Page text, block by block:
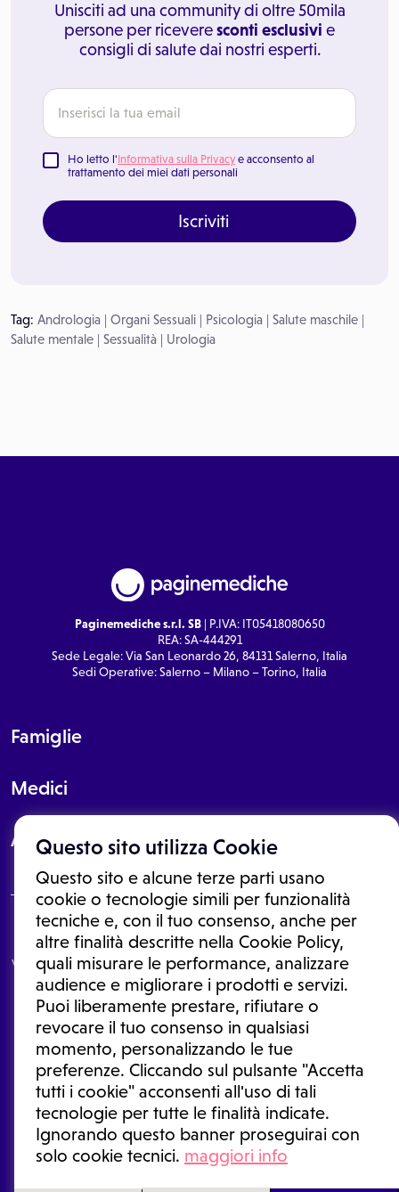
Questo sito utilizza Cookie
Questo sito e alcune terze parti usano
cookie o tecnologie simili per funzionalità
tecniche e, con il tuo consenso, anche per
altre finalità descritte nella Cookie Policy,
quali misurare le performance, analizzare
audience e migliorare i prodotti e servizi.
Puoi liberamente prestare, rifiutare o
revocare il tuo consenso in qualsiasi
momento, personalizzando le tue
preferenze. Cliccando sul pulsante "Accetta
tutti i cookie" acconsenti all'uso di tali
tecnologie per tutte le finalità indicate.
Ignorando questo banner proseguirai con
solo cookie tecnici. maggiori info
Unisciti ad una community di oltre 50mila
persone per riceveresconti esclusivi e
consigli di salute dai nostri esperti.
Ho letto l'Informativa sulla Privacy e acconsento al
trattamento dei miei dati personali
Iscriviti
Tag: Andrologia | Organi Sessuali | Psicologia | Salute maschile |
Salute mentale | Sessualità | Urologia
Paginemediche s.r.l. SB| P.IVA: IT05418080650
REA: SA-444291
Sede Legale: Via San Leonardo 26, 84131 Salerno, Italia
Sedi Operative: Salerno – Milano – Torino, Italia
Famiglie
Medici
About
Le informazioni proposte in questo sito non sono un consulto medico.
In nessun caso, queste informazioni sostituiscono un consulto, una
visita o una diagnosi formulata dal medico. Non si devono considerare
le informazioni disponibili come suggerimenti per la formulazione di
una diagnosi, la determinazione di un trattamento o l'assunzione o
sospensione di un farmaco senza prima consultare un medico di
medicina generale o uno specialista.
Condizioni di utilizzo|Privacy Policy |Gestione cookie
Ⓒ 2026 | Tutti i diritti riservati.